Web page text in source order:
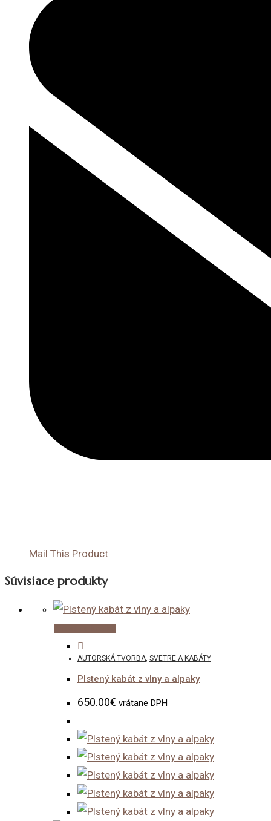
Mail This Product
Súvisiace produkty
AUTORSKÁ TVORBA, SVETRE A KABÁTY
Plstený kabát z vlny a alpaky
650.00€ vrátane DPH